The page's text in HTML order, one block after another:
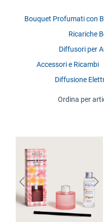
Bouquet Profumati con
Ricariche
Diffusori per
Accessori e Ricambi
Diffusione
Ordina per